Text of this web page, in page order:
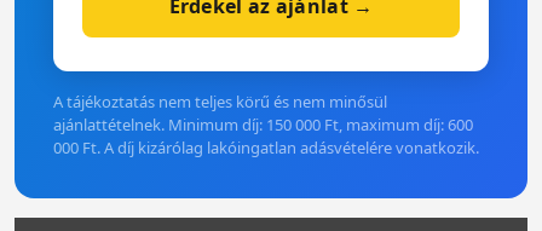
Érdekel az ajánlat →
A tájékoztatás nem teljes körű és nem minősül
ajánlattételnek. Minimum díj: 150 000 Ft, maximum díj: 600
000 Ft. A díj kizárólag lakóingatlan adásvételére vonatkozik.